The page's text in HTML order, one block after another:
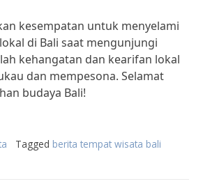
kesempatan untuk menyelami
di Bali saat mengunjungi
kehangatan dan kearifan lokal
dan mempesona. Selamat
budaya Bali!
Tagged berita tempat wisata bali